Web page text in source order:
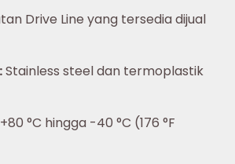
Drive Line yang tersedia dijual
Stainless steel dan termoplastik
+80 °C hingga -40 °C (176 °F